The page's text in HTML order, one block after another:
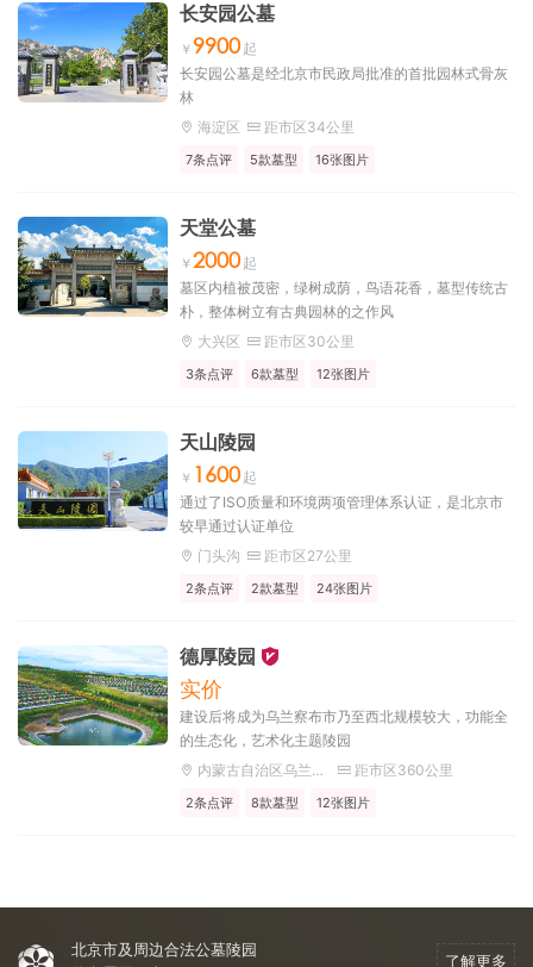
长安园公墓
9900
长安园公墓是经北京市民政局批准的首批园林式骨灰
林
海淀区
距市区34公里
7条点评 5款墓型 16张图片
天堂公墓
2000
墓区内植被茂密，绿树成荫，鸟语花香，墓型传统古
朴，整体树立有古典园林的之作风
大兴区
距市区30公里
3条点评 6款墓型 12张图片
天山陵园
1600
通过了ISO质量和环境两项管理体系认证，是北京市
较早通过认证单位
门头沟
距市区27公里
2条点评 2款墓型 24张图片
德厚陵园
实价
建设后将成为乌兰察布市乃至西北规模较大，功能全
的生态化，艺术化主题陵园
内蒙古自治区乌兰察布市察哈尔右翼
距市区360公里
2条点评 8款墓型 12张图片
北京市及周边合法公墓陵园
了解更多